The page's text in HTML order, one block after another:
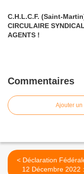
C.H.L.C.F. (Saint-
CIRCULAIRE
AGENTS !
Commentaires
Ajouter un
< Déclaration Fédérale du
12 Décembre 2022